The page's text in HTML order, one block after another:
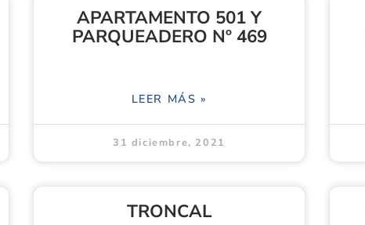
APARTAMENTO 501 Y
PARQUEADERO Nº 469
LEER MÁS »
31 diciembre, 2021
TRONCAL